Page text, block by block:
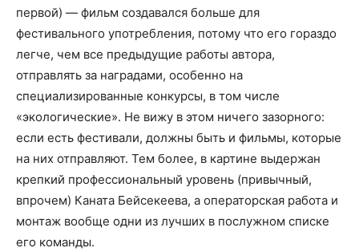
первой) — фильм создавался больше для
фестивального употребления, потому что его гораздо
легче, чем все предыдущие работы автора,
отправлять за наградами, особенно на
специализированные конкурсы, в том числе
«экологические». Не вижу в этом ничего зазорного:
если есть фестивали, должны быть и фильмы, которые
на них отправляют. Тем более, в картине выдержан
крепкий профессиональный уровень (привычный,
впрочем) Каната Бейсекеева, а операторская работа и
монтаж вообще одни из лучших в послужном списке
его команды.